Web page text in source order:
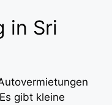
in Sri
gibt kleine